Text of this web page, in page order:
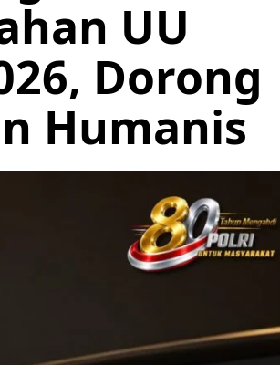
UU
Dorong
Humanis